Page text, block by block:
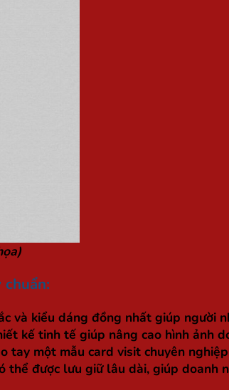
và kiểu dáng đồng nhất giúp người
kế tinh tế giúp nâng cao hình ảnh
tay một mẫu card visit chuyên
thể được lưu giữ lâu dài, giúp doanh